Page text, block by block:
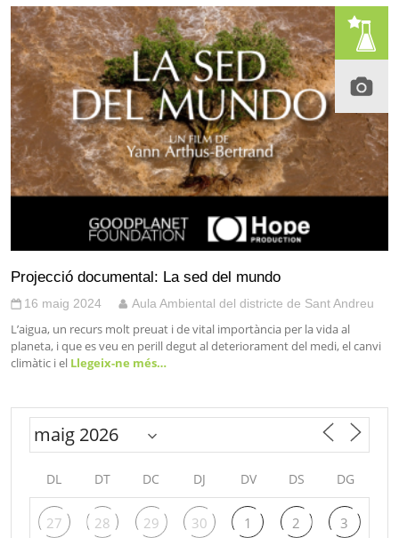
Projecció documental: La sed del mundo
16 maig 2024 Aula Ambiental del districte de Sant Andreu
L’aigua, un recurs molt preuat i de vital importància per la vida al
planeta, i que es veu en perill degut al deteriorament del medi, el canvi
climàtic i el Llegeix-ne més…
DL DT DC DJ DV DS DG
27 28 29 30 1 2 3